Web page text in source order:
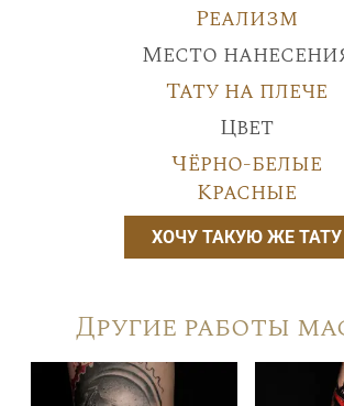
Реализм
Место
Тату на плече
Цвет
Чёрно-белые
Красные
ХОЧУ ТАКУЮ ЖЕ ТАТУ
Другие работы